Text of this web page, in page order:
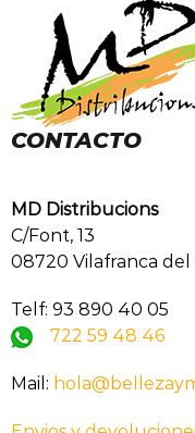
CONTACTO
MD Distribucions
C/Font, 13
08720 Vilafranca
Telf: 93 890 40 05
722 59 48 46
Mail: